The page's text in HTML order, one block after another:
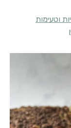
וטעימות